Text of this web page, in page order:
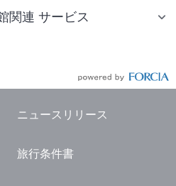
関連 サービス
ニュースリリース
旅行条件書